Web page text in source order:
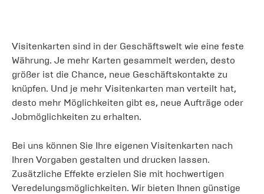
Visitenkarten sind in der Geschäftswelt wie eine feste
Währung. Je mehr Karten gesammelt werden, desto
größer ist die Chance, neue Geschäftskontakte zu
knüpfen. Und je mehr Visitenkarten man verteilt hat,
desto mehr Möglichkeiten gibt es, neue Aufträge oder
Jobmöglichkeiten zu erhalten.
Bei uns können Sie Ihre eigenen Visitenkarten nach
Ihren Vorgaben gestalten und drucken lassen.
Zusätzliche Effekte erzielen Sie mit hochwertigen
Veredelungsmöglichkeiten. Wir bieten Ihnen günstige